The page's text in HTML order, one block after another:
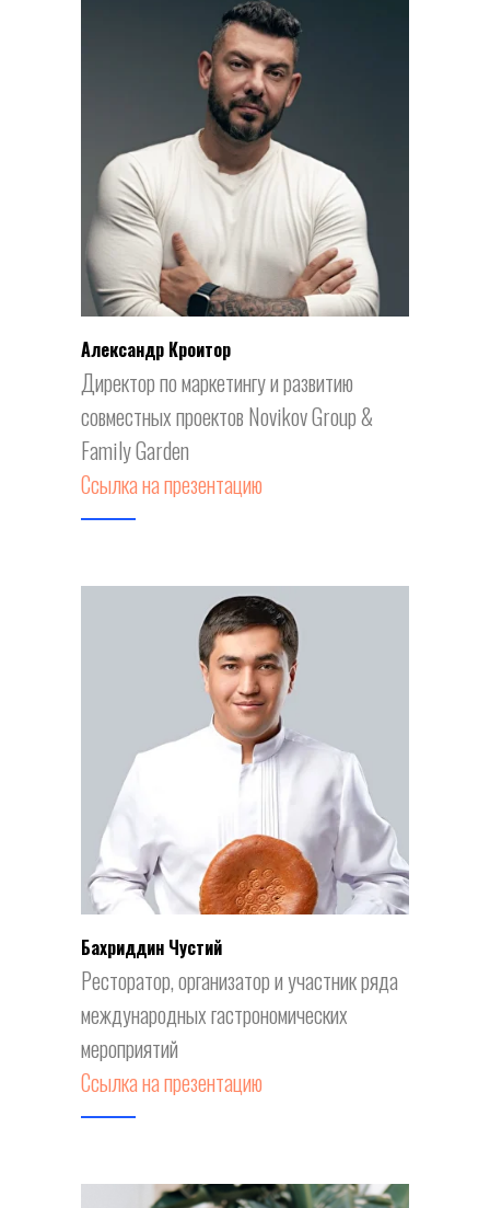
Александр Кроитор
Директор по маркетингу и развитию
совместных проектов Novikov Group &
Family Garden
Ссылка на презентацию
Бахриддин Чустий
Ресторатор, организатор и участник ряда
международных гастрономических
мероприятий
Ссылка на презентацию